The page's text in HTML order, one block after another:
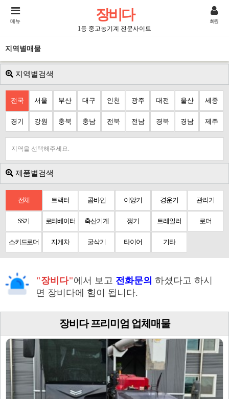
장비다
1등 중고농기계 전문사이트
메뉴 회원
지역별매물
지역별검색
전국 서울 부산 대구 인천 광주 대전 울산 세종
경기 강원 충북 충남 전북 전남 경북 경남 제주
지역을 선택해주세요.
제품별검색
전체 트랙터 콤바인 이앙기 경운기 관리기
SS기 로타베이터 축산기계 쟁기 트레일러 로더
스키드로더 지게차 굴삭기 타이어 기타
"장비다"에서 보고 전화문의 하셨다고 하시
면 장비다에 힘이 됩니다.
장비다 프리미엄 업체매물